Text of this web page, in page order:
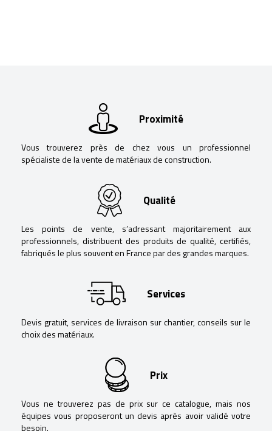
Proximité
Vous trouverez près de chez vous un professionnel
spécialiste de la vente de matériaux de construction.
Qualité
Les points de vente, s’adressant majoritairement aux
professionnels, distribuent des produits de qualité, certifiés,
fabriqués le plus souvent en France par des grandes marques.
Services
Devis gratuit, services de livraison sur chantier, conseils sur le
choix des matériaux.
Prix
Vous ne trouverez pas de prix sur ce catalogue, mais nos
équipes vous proposeront un devis après avoir validé votre
besoin.